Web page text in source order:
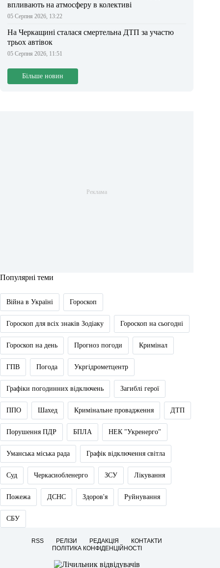
впливають на атмосферу в колективі
05 Серпня 2026, 13:22
На Черкащині сталася смертельна ДТП за участю
трьох автівок
05 Серпня 2026, 11:51
Більше новин
Популярні теми
Війна в Україні Гороскоп
Гороскоп для всіх знаків Зодіаку Гороскоп на сьогодні
Гороскоп на день Прогноз погоди Кримінал
ГПВ Погода Укргідрометцентр
Графіки погодинних відключень Загиблі герої
ППО Шахед Кримінальне провадження ДТП
Порушення ПДР БПЛА НЕК "Укренерго"
Уманська міська рада Графік відключення світла
Суд Черкасиобленерго ЗСУ Лікування
Пожежа ДСНС Здоров'я Руйнування
СБУ
RSS РЕЛІЗИ РЕДАКЦІЯ
КОНТАКТИ
ПОЛІТИКА КОНФІДЕНЦІЙНОСТІ